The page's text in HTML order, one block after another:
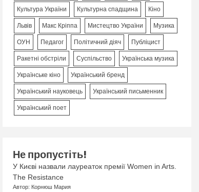
Культура України Культурна спадщина Кіно
Львів Макс Кріппа Мистецтво України Музика
ОУН Педагог Політичний діяч Публіцист
Ракетні обстріли Суспільство Українська музика
Українське кіно Український бренд
Український науковець Український письменник
Український поет
Не пропустіть!
У Києві назвали лауреаток премії Women in Arts.
The Resistance
Автор: Корнюш Мария